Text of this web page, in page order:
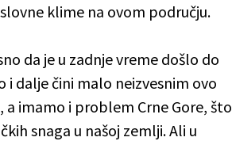
klime na ovom području.
da je u zadnje vreme došlo do
i dalje čini malo neizvesnim ovo
imamo i problem Crne Gore, što
snaga u našoj zemlji. Ali u